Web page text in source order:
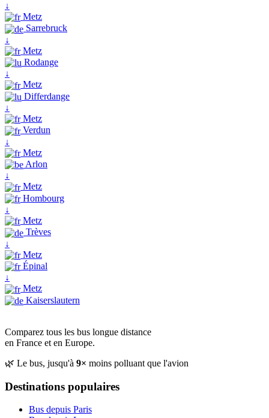
↓
Metz
Sarrebruck
↓
Metz
Rodange
↓
Metz
Differdange
↓
Metz
Verdun
↓
Metz
Arlon
↓
Metz
Hombourg
↓
Metz
Trèves
↓
Metz
Épinal
↓
Metz
Kaiserslautern
Comparez tous les bus longue distance
en France et en Europe.
🌿 Le bus, jusqu'à 9× moins polluant que l'avion
Destinations populaires
Bus depuis Paris